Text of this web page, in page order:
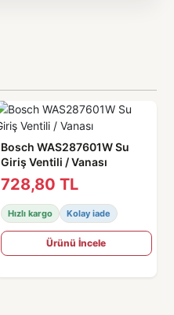
Bosch WAS287601W Su
Giriş Ventili / Vanası
728,80 TL
Hızlı kargo Kolay iade
Ürünü İncele